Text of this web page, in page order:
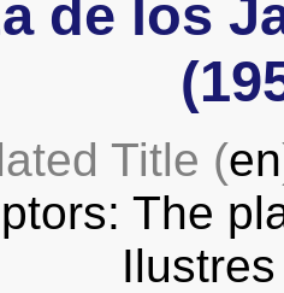
de los
Title (en
The